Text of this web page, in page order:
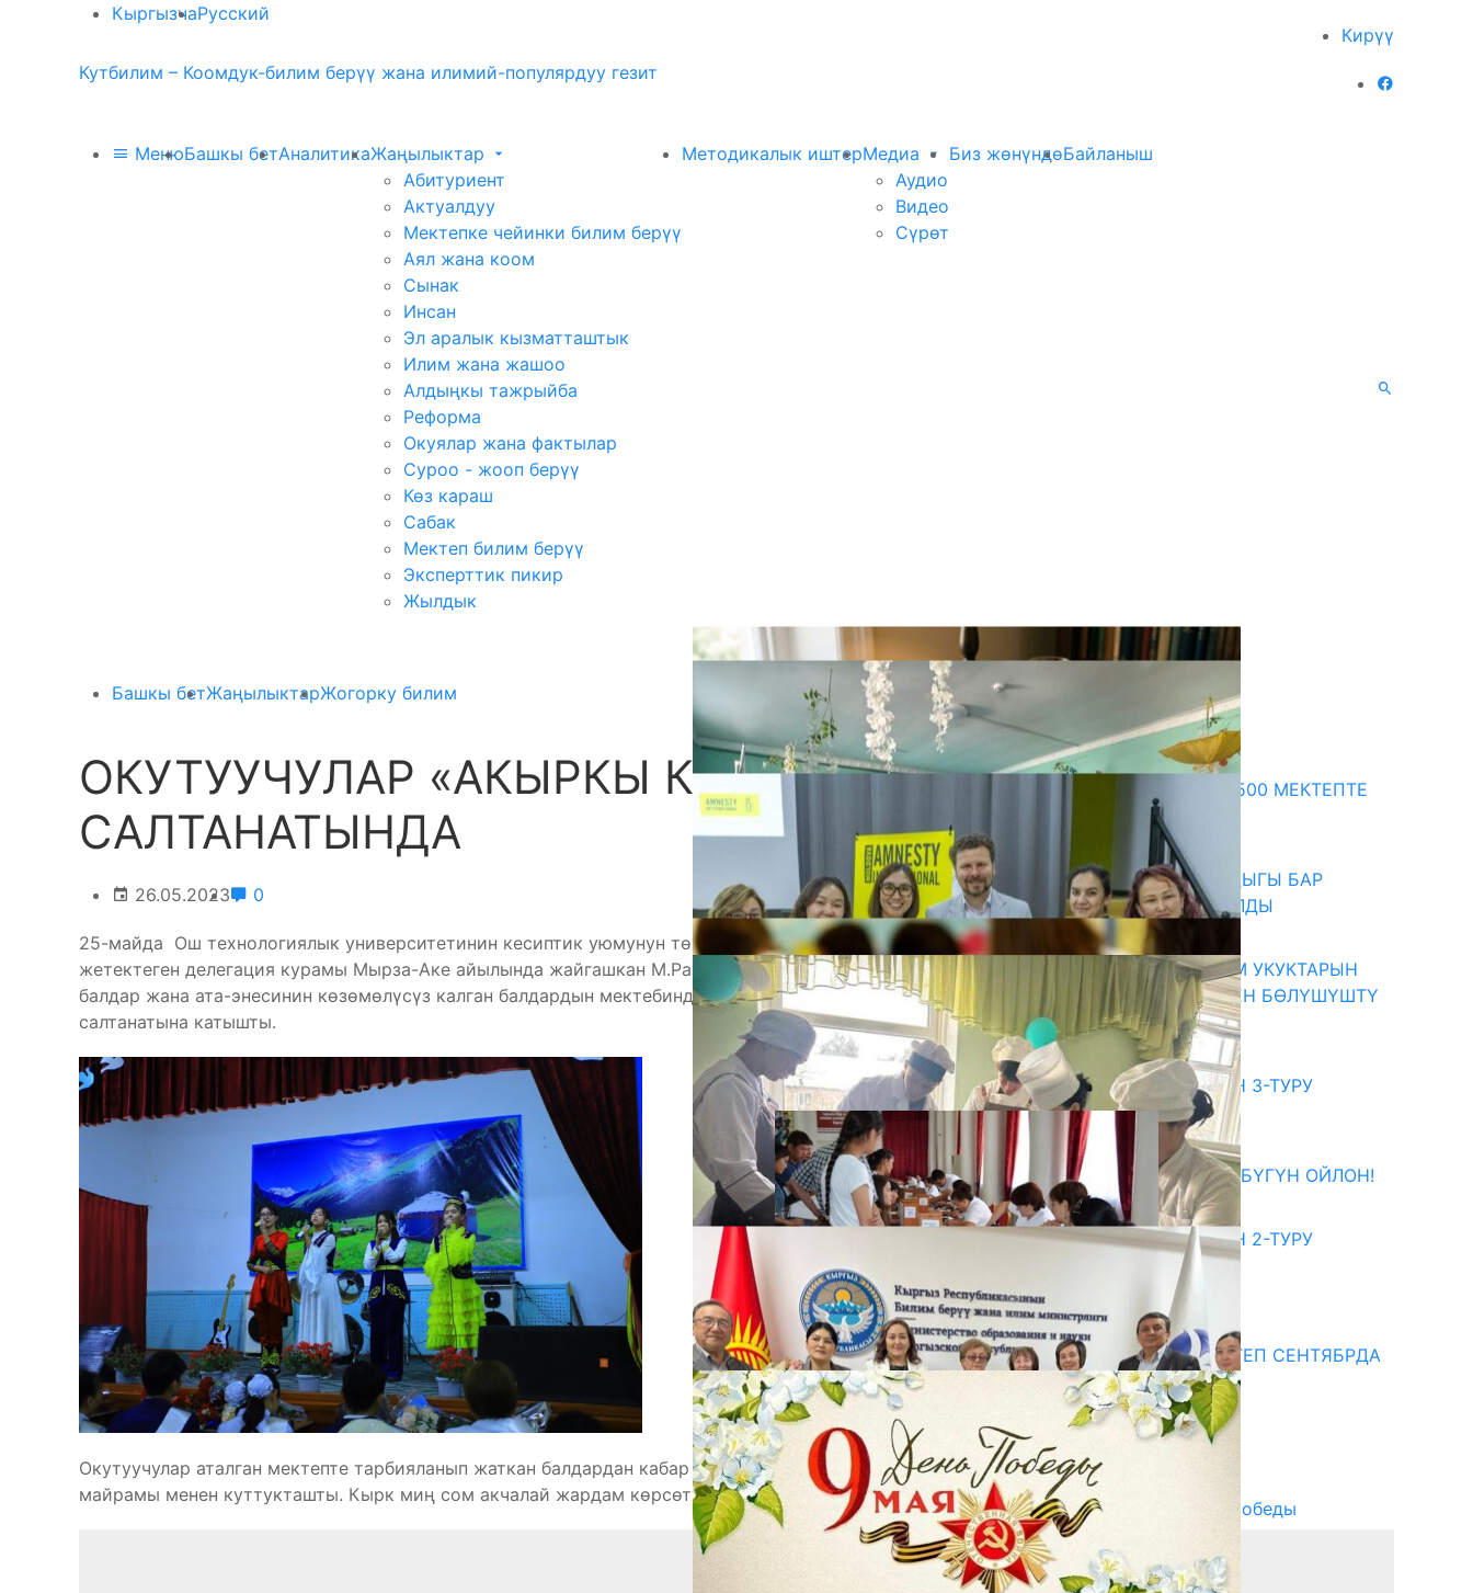
КыргызчаРусский
Кирүү
Кутбилим – Коомдук-билим берүү жана илимий-популярдуу гезит
МенюБашкы бетАналитикаЖаңылыктар
Абитуриент
Актуалдуу
Мектепке чейинки билим берүү
Аял жана коом
Сынак
Инсан
Эл аралык кызматташтык
Илим жана жашоо
Алдыңкы тажрыйба
Реформа
Окуялар жана фактылар
Суроо - жооп берүү
Көз караш
Сабак
Мектеп билим берүү
Эксперттик пикир
Жылдык
Методикалык иштерМедиа
Аудио
Видео
Сүрөт
Биз жөнүндөБайланыш
Башкы бетЖаңылыктарЖогорку билим
ОКУТУУЧУЛАР «АКЫРКЫ КОНГУРОО»
САЛТАНАТЫНДА
26.05.2023 0
25-майда Ош технологиялык университетинин кесиптик уюмунун төрайымы Б.Э.Тиленбаева
жетектеген делегация курамы Мырза-Аке айылында жайгашкан М.Разаков атындагы жетим
балдар жана ата-энесинин көзөмөлүсүз калган балдардын мектебиндеги «Акыркы коңгуроо»
салтанатына катышты.
Окутуучулар аталган мектепте тарбияланып жаткан балдардан кабар алып, “Акыркы коңгуроо
майрамы менен куттукташты. Кырк миң сом акчалай жардам көрсөтүп, белектерин тапшырышты.
Акыркы жаңылыктар
ПРЕЗИДЕНТТИН ЖАРЛЫГЫ: 500 МЕКТЕПТЕ
ШАХМАТ ИЙРИМИ АЧЫЛАТ
06.08.2026
СҮЛҮКТҮ: ӨЗГӨЧӨ МУКТАЖДЫГЫ БАР
БАЛДАР ҮЧҮН БОРБОР АЧЫЛДЫ
06.08.2026
КЫРГЫЗ ЭКСПЕРТТЕРИ АДАМ УКУКТАРЫН
ОКУТУУ ТАЖРЫЙБАСЫ МЕНЕН БӨЛҮШҮШТҮ
06.08.2026
Абитуриент
ЖОЖДОРГО КАБЫЛ АЛУУНУН 3-ТУРУ
БАШТАЛДЫ
27.07.2026
ӨЗҮҢДҮН КЕЛЕЧЕГИҢ ҮЧҮН БҮГҮН ОЙЛОН!
20.07.2026
ЖОЖДОРГО КАБЫЛ АЛУУНУН 2-ТУРУ
20.07.2026
Медиа
СУЗАКТА 750 ОРУНДУУ МЕКТЕП СЕНТЯБРДА
ПАЙДАЛАНУУГА БЕРИЛЕТ
07.08.2025
Улуу Жеңиштин жандуу сөзү
29.04.2025
Награды в преддверии Дня Победы
29.04.2025